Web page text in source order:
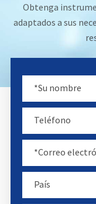
Obtenga
adaptados a sus